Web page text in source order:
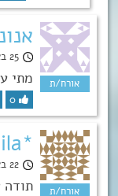
25 באוקטובר 2022, 18:56
מתי
0
*hila* כתב/ה:
22 באוקטובר 2022, 13:29